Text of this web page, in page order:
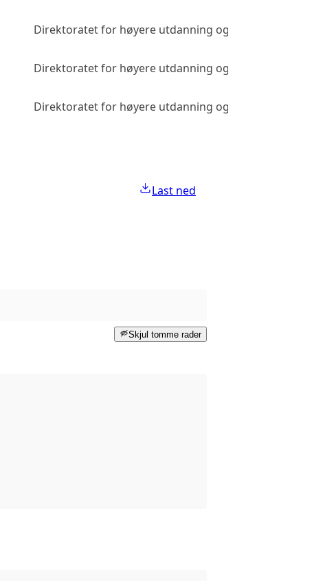
Direktoratet for høyere utdanning og kompetanse
Direktoratet for høyere utdanning og kompetanse
Direktoratet for høyere utdanning og kompetanse
Last ned
Skjul tomme rader